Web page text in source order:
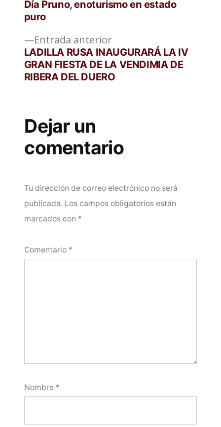
de
entradas
Entrada anteriorEntrada
anterior:
LADILLA RUSA INAUGURARÁ LA IV
GRAN FIESTA DE LA VENDIMIA DE
RIBERA DEL DUERO
siguiente:
Día Pruno, enoturismo en estado
puro
Dejar un
comentario
Tu dirección de correo electrónico no será
publicada. Los campos obligatorios están
marcados con *
Comentario *
Nombre *